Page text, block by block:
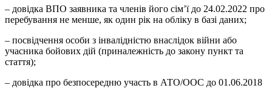
– довідка ВПО заявника та членів його сім’ї до 24.02.2022 про
перебування не менше, як один рік на обліку в базі даних;
– посвідчення особи з інвалідністю внаслідок війни або
учасника бойових дій (приналежність до закону пункт та
стаття);
– довідка про безпосередню участь в АТО/ООС до 01.06.2018